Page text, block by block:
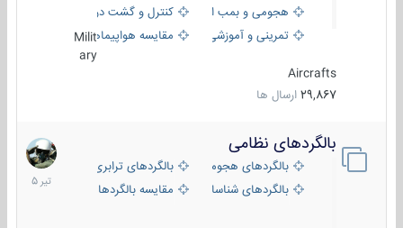
هجومی و بمب افکن
کنترل و گشت دریایی
تمرینی و آموزشی
مقایسه هواپیماهاMilit
ary
Aircrafts
29,867 ارسال ها
بالگردهای نظامی
بالگردهای هجومی
بالگردهای ترابری
بالگردهای شناسایی
مقایسه بالگردها
22
تیر
1405